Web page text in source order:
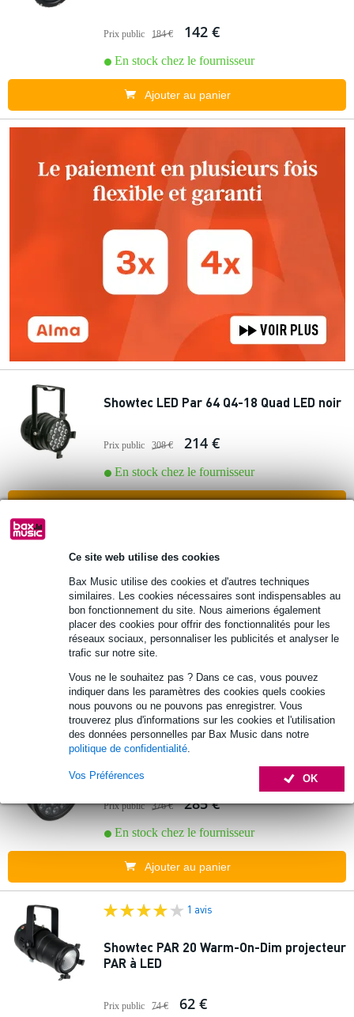
Ce site web utilise des cookies
Bax Music utilise des cookies et d'autres techniques
similaires. Les cookies nécessaires sont indispensables au
bon fonctionnement du site. Nous aimerions également
placer des cookies pour offrir des fonctionnalités pour les
réseaux sociaux, personnaliser les publicités et analyser le
trafic sur notre site.
Vous ne le souhaitez pas ? Dans ce cas, vous pouvez
indiquer dans les paramètres des cookies quels cookies
nous pouvons ou ne pouvons pas enregistrer. Vous
trouverez plus d'informations sur les cookies et l'utilisation
des données personnelles par Bax Music dans notre
politique de confidentialité.
OK
Vos Préférences
Prix public 184 € 142 €
En stock chez le fournisseur
Ajouter au panier
Showtec LED Par 64 Q4-18 Quad LED noir
Prix public 308 € 214 €
En stock chez le fournisseur
Showtec projecteur PRO PAR 56 court
noir
Prix public 33 € 23,90 €
En stock chez le fournisseur
Ajouter au panier
Showtec COMPACT PAR 18 Q4
Prix public 376 € 285 €
En stock chez le fournisseur
Ajouter au panier
1 avis
Showtec PAR 20 Warm-On-Dim projecteur
PAR à LED
Prix public 74 € 62 €